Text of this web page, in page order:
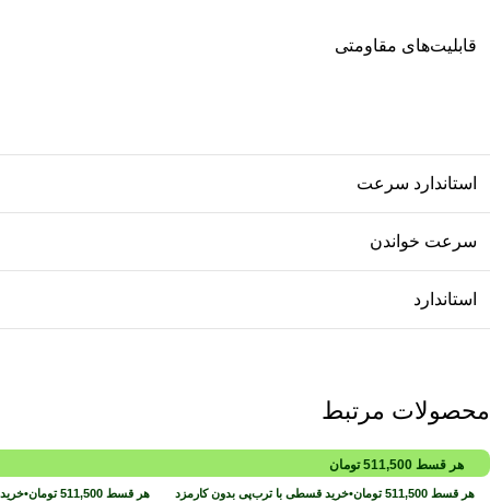
قابلیت‌های مقاومتی
استاندارد سرعت
سرعت خواندن
استاندارد
محصولات مرتبط
هر قسط 511,500 تومان
هر قسط 511,500 تومان•خرید قسطی با ترب‌پی بدون کارمزد هر قسط 511,500 تومان•